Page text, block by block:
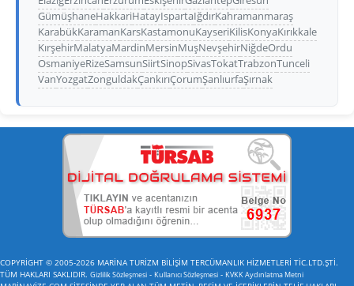
GümüşhaneHakkariHatayIspartaIğdırKahramanmaraş
KarabükKaramanKarsKastamonuKayseriKilisKonyaKırıkkale
KırşehirMalatyaMardinMersinMuşNevşehirNiğdeOrdu
OsmaniyeRizeSamsunSiirtSinopSivasTokatTrabzonTunceli
VanYozgatZonguldakÇankırıÇorumŞanlıurfaŞırnak
COPYRİGHT © 2005-2026 MARİNA TURİZM BİLİŞİM TERCÜMANLIK HİZMETLERİ TİC.LTD.ŞTİ.
TÜM HAKLARI SAKLIDIR. Gizlilik Sözleşmesi - Kullanıcı Sözleşmesi - KVKK Aydınlatma Metni